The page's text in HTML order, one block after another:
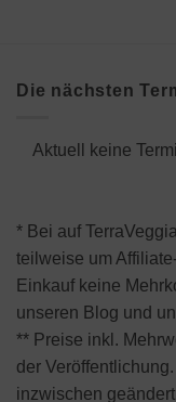
Die nächsten
Aktuell keine
* Bei auf
teilweise um
Einkauf keine
unseren Blog und
** Preise inkl.
der
inzwischen